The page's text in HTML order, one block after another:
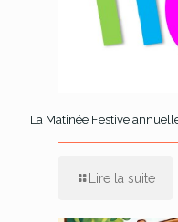
La Matinée Festive
Lire la suite